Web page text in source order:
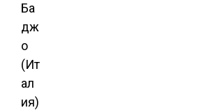
Ба
дж
о
(Ит
ал
ия)